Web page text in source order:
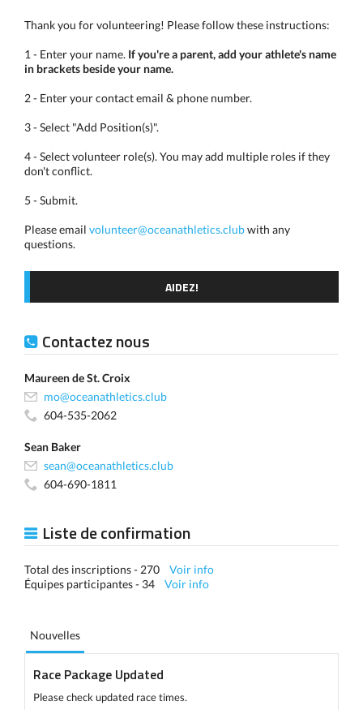
Thank you for volunteering! Please follow these instructions:
1 - Enter your name. If you're a parent, add your athlete's name
in brackets beside your name.
2 - Enter your contact email & phone number.
3 - Select "Add Position(s)".
4 - Select volunteer role(s). You may add multiple roles if they
don't conflict.
5 - Submit.
Please email volunteer@oceanathletics.clubwith any
questions.
AIDEZ!
Contactez nous
Maureen de St. Croix
mo@oceanathletics.club
604-535-2062
Sean Baker
sean@oceanathletics.club
604-690-1811
Liste de confirmation
Total des inscriptions - 270 Voir info
Équipes participantes - 34 Voir info
Nouvelles
Race Package Updated
Please check updated race times.